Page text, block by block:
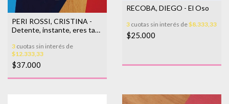
PERI ROSSI, CRISTINA -
Detente, instante, eres tan
2da edición
3 cuotas sin interés de
$12.333,33
$37.000
RECOBA, DIEGO - El Oso
3 cuotas sin interés de$8.333,33
$25.000